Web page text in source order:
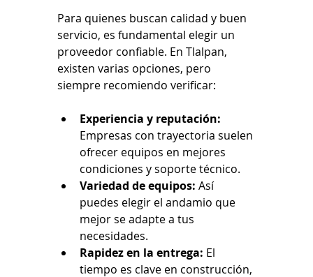
Para quienes buscan calidad y buen
servicio, es fundamental elegir un
proveedor confiable. En Tlalpan,
existen varias opciones, pero
siempre recomiendo verificar:
Experiencia y reputación:
Empresas con trayectoria suelen
ofrecer equipos en mejores
condiciones y soporte técnico.
Variedad de equipos: Así
puedes elegir el andamio que
mejor se adapte a tus
necesidades.
Rapidez en la entrega: El
tiempo es clave en construcción,